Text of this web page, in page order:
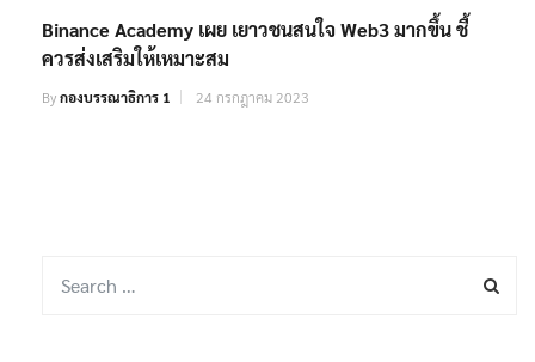
Binance Academy เผย เยาวชนสนใจ Web3 มากขึ้น ชี้
ควรส่งเสริมให้เหมาะสม
Byกองบรรณาธิการ 1 24 กรกฎาคม 2023